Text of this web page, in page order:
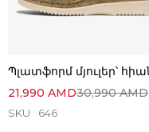
30,990AMD
21,990 AMD
SKU 646